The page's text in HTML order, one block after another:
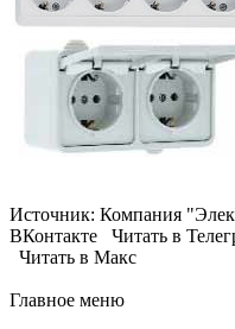
Источник: Компания
ВКонтакте Читать в
Читать в Макс
Главное меню